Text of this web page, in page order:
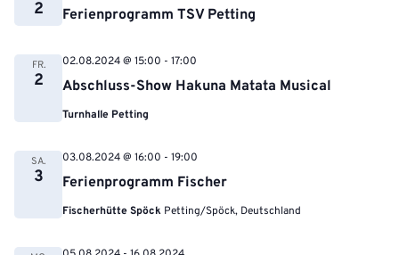
2 Ferienprogramm TSV Petting
FR.
2 Abschluss-Show Hakuna Matata Musical
02.08.2024 @ 15:00 - 17:00
Turnhalle Petting
SA.
3 Ferienprogramm Fischer
03.08.2024 @ 16:00 - 19:00
Fischerhütte Spöck Petting/Spöck, Deutschland